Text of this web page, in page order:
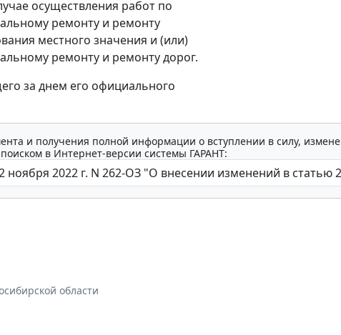
осуществления работ по
ремонту и ремонту
местного значения и (или)
ремонту и ремонту дорог.
за днем его официального
и получения полной информации о вступлении в силу,
в Интернет-версии системы ГАРАНТ:
области